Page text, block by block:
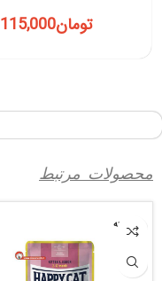
تومان115,000
محصولات مرتبط
فروخته
شده